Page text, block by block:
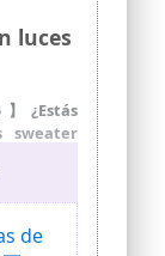
luces
¿Estás
sweater
diseño
colores
es muy
de